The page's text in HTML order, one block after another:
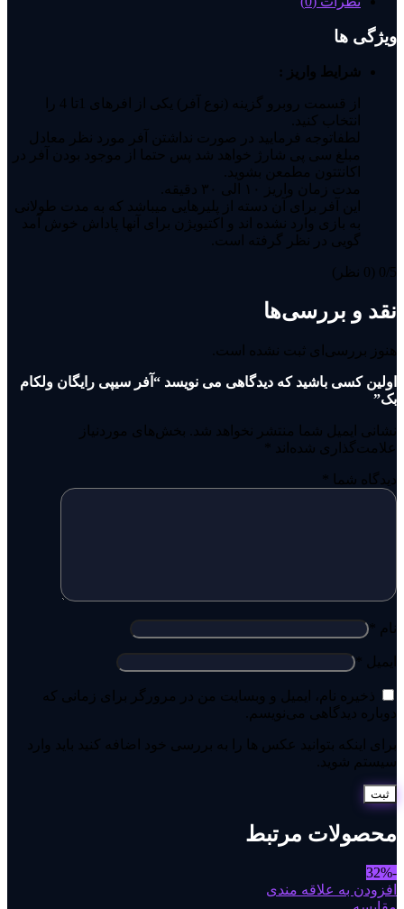
ویژگی ها
شرایط واریز :
از قسمت روبرو گزینه (نوع آفر) یکی از افرهای 1تا 4 را
انتخاب کنید.
لطفاتوجه فرمایید در صورت نداشتن آفر مورد نظر معادل
مبلغ سی پی شارژ خواهد شد پس حتما از موجود بودن آفر در
اکانتتون مطمعن بشوید.
مدت زمان واریز ۱۰ الی ۳۰ دقیقه.
این آفر برای آن دسته از پلیرهایی میباشد که به مدت طولانی
به بازی وارد نشده اند و اکتیویژن برای آنها پاداش خوش آمد
گویی در نظر گرفته است.
‫0/5 ‫(0 نظر)
نقد و بررسی‌ها
هنوز بررسی‌ای ثبت نشده است.
اولین کسی باشید که دیدگاهی می نویسد “آفر سیپی رایگان ولکام
بک”
نشانی ایمیل شما منتشر نخواهد شد.
بخش‌های موردنیاز
علامت‌گذاری شده‌اند
دیدگاه شما
نام
ایمیل
ذخیره نام، ایمیل و وبسایت من در مرورگر برای زمانی که
دوباره دیدگاهی می‌نویسم.
برای اینکه بتوانید عکس ها را به بررسی خود اضافه کنید باید وارد
سیستم شوید.
محصولات مرتبط
-32%
افزودن به علاقه مندی